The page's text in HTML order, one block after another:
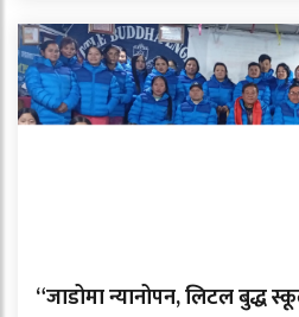
“जाडोमा न्यानोपन, लिटल बुद्ध